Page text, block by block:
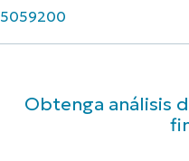
5059200
Obtenga análisis